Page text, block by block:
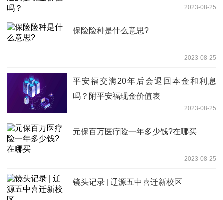
2023-08-25
保险险种是什么意思?
2023-08-25
平安福交满20年后会退回本金和利息
吗？附平安福现金价值表
2023-08-25
元保百万医疗险一年多少钱?在哪买
2023-08-25
镜头记录 | 辽源五中喜迁新校区